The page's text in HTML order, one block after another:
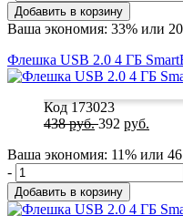
Добавить в корзину
Ваша экономия: 33% или
Флешка USB 2.0 4 ГБ
Код 173023
438руб. 392 руб.
Ваша экономия: 11% или 46
-
Добавить в корзину